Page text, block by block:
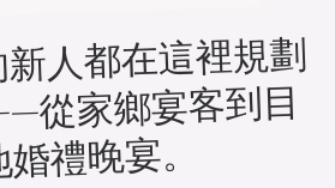
人都在這裡規劃
從家鄉宴客到目
禮晚宴。